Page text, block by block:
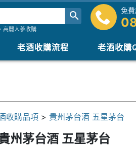
、 高麗人蔘收購
免
老酒收購流程 老酒收購
收購品項 > 貴州茅台酒 五星茅台
州茅台酒 五星茅台